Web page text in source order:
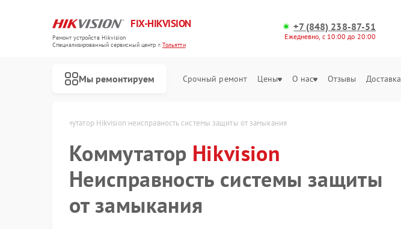
FIX-HIKVISION
Ремонт устройств Hikvision
Специализированный cервисный центр г.Тольятти
+7 (848) 238-87-51
Ежедневно, с 10:00 до 20:00
Мы ремонтируем Срочный ремонт Цены О нас Отзывы Доставка
Коммутатор Hikvision неисправность системы защиты от замыкания
Коммутатор Hikvision
Неисправность системы защиты
от замыкания